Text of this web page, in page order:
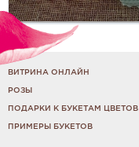
ВИТРИНА ОНЛАЙН
РОЗЫ
ПОДАРКИ К БУКЕТАМ ЦВЕТОВ
ПРИМЕРЫ БУКЕТОВ